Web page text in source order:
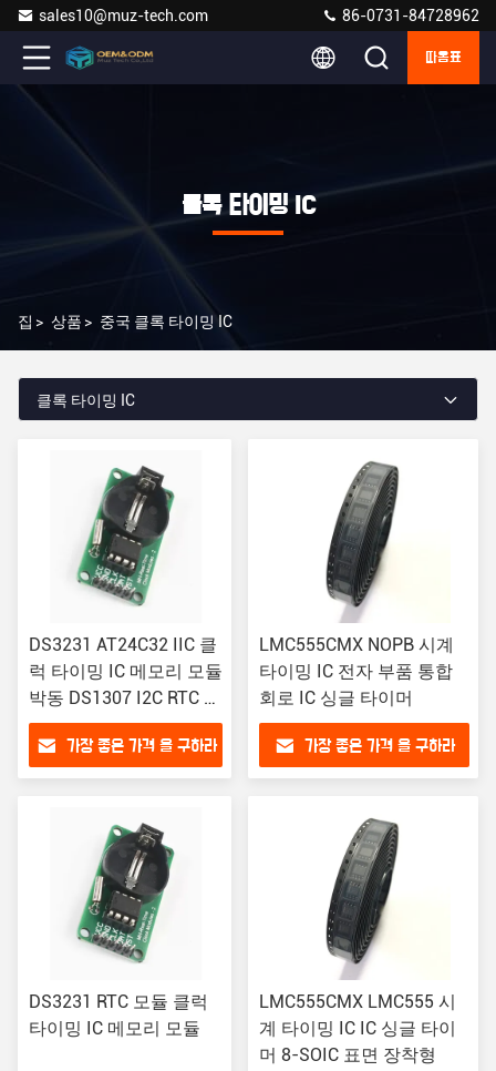
sales10@muz-tech.com 86-0731-84728962
따옴표
클록 타이밍 IC
집 > 상품 > 중국 클록 타이밍 IC
클록 타이밍 IC
DS3231 AT24C32 IIC 클
럭 타이밍 IC 메모리 모듈
박동 DS1307 I2C RTC 보
드를 교체 (배터리 없음)
가장 좋은 가격 을 구하라
LMC555CMX NOPB 시계
타이밍 IC 전자 부품 통합
회로 IC 싱글 타이머
가장 좋은 가격 을 구하라
DS3231 RTC 모듈 클럭
타이밍 IC 메모리 모듈
LMC555CMX LMC555 시
계 타이밍 IC IC 싱글 타이
머 8-SOIC 표면 장착형